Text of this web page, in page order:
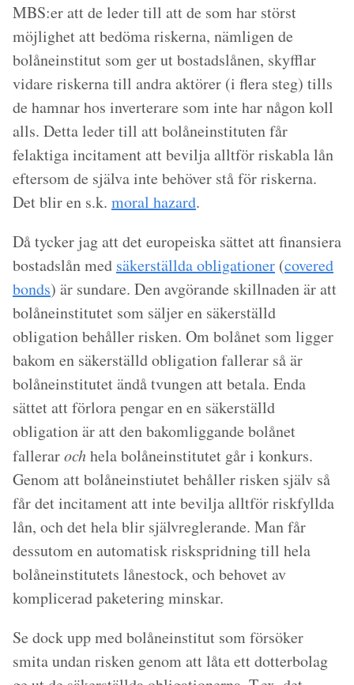
MBS:er att de leder till att de som har störst
möjlighet att bedöma riskerna, nämligen de
bolåneinstitut som ger ut bostadslånen, skyfflar
vidare riskerna till andra aktörer (i flera steg) tills
de hamnar hos inverterare som inte har någon koll
alls. Detta leder till att bolåneinstituten får
felaktiga incitament att bevilja alltför riskabla lån
eftersom de själva inte behöver stå för riskerna.
Det blir en s.k. moral hazard.
Då tycker jag att det europeiska sättet att finansiera
bostadslån med säkerställda obligationer (covered
bonds) är sundare. Den avgörande skillnaden är att
bolåneinstitutet som säljer en säkerställd
obligation behåller risken. Om bolånet som ligger
bakom en säkerställd obligation fallerar så är
bolåneinstitutet ändå tvungen att betala. Enda
sättet att förlora pengar en en säkerställd
obligation är att den bakomliggande bolånet
fallerarochhela bolåneinstitutet går i konkurs.
Genom att bolåneinstiutet behåller risken själv så
får det incitament att inte bevilja alltför riskfyllda
lån, och det hela blir självreglerande. Man får
dessutom en automatisk riskspridning till hela
bolåneinstitutets lånestock, och behovet av
komplicerad paketering minskar.
Se dock upp med bolåneinstitut som försöker
smita undan risken genom att låta ett dotterbolag